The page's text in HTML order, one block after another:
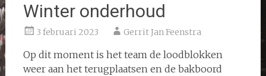
Winter onderhoud
3 februari 2023 Gerrit Jan Feenstra
Op dit moment is het team de loodblokken
weer aan het terugplaatsen en de bakboord